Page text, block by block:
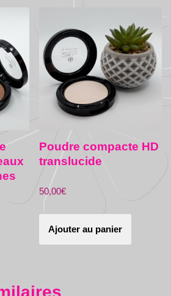
Poudre compacte HD
translucide
50,00€
Ajouter au panier